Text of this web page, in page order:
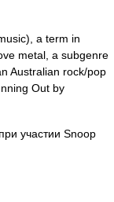
a term in
metal, a subgenre
Australian rock/pop
Out by
участии Snoop